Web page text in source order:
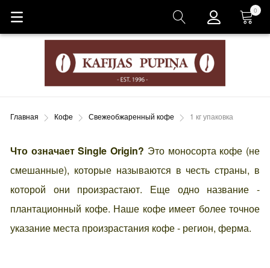
Корзина
0
Главная Кофе Свежеобжаренный кофе 1 кг упаковка
Что означает Single Origin? Это моносорта кофе (не
смешанные), которые называются в честь страны, в
которой они произрастают. Еще одно название -
плантационный кофе. Наше кофе имеет более точное
указание места произрастания кофе - регион, ферма.